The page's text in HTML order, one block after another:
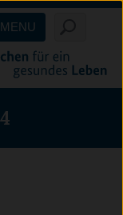
MENU